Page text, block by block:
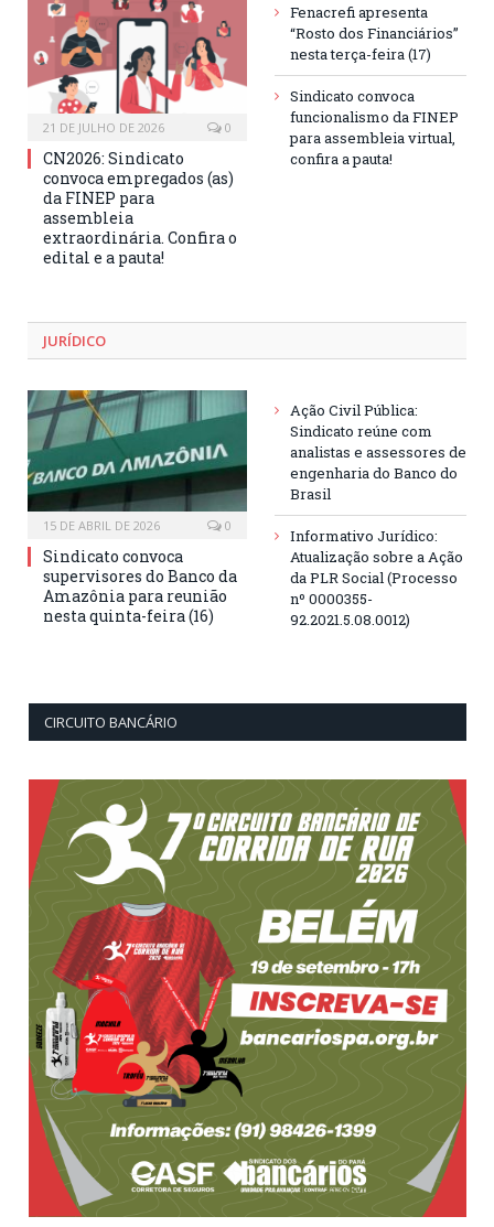
21 DE JULHO DE 2026 0
CN2026: Sindicato
convoca empregados (as)
da FINEP para
assembleia
extraordinária. Confira o
edital e a pauta!
Fenacrefi apresenta
“Rosto dos Financiários”
nesta terça-feira (17)
Sindicato convoca
funcionalismo da FINEP
para assembleia virtual,
confira a pauta!
JURÍDICO
15 DE ABRIL DE 2026 0
Sindicato convoca
supervisores do Banco da
Amazônia para reunião
nesta quinta-feira (16)
Ação Civil Pública:
Sindicato reúne com
analistas e assessores de
engenharia do Banco do
Brasil
Informativo Jurídico:
Atualização sobre a Ação
da PLR Social (Processo
nº 0000355-
92.2021.5.08.0012)
CIRCUITO BANCÁRIO